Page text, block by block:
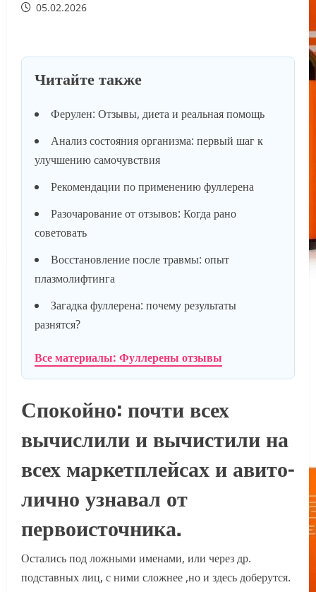
05.02.2026
Читайте также
Ферулен: Отзывы, диета и реальная помощь
Анализ состояния организма: первый шаг к
улучшению самочувствия
Рекомендации по применению фуллерена
Разочарование от отзывов: Когда рано
советовать
Восстановление после травмы: опыт
плазмолифтинга
Загадка фуллерена: почему результаты
разнятся?
Все материалы: Фуллерены отзывы
Спокойно: почти всех
вычислили и вычистили на
всех маркетплейсах и авито-
лично узнавал от
первоисточника.
Остались под ложными именами, или через др.
подставных лиц, с ними сложнее ,но и здесь доберутся.